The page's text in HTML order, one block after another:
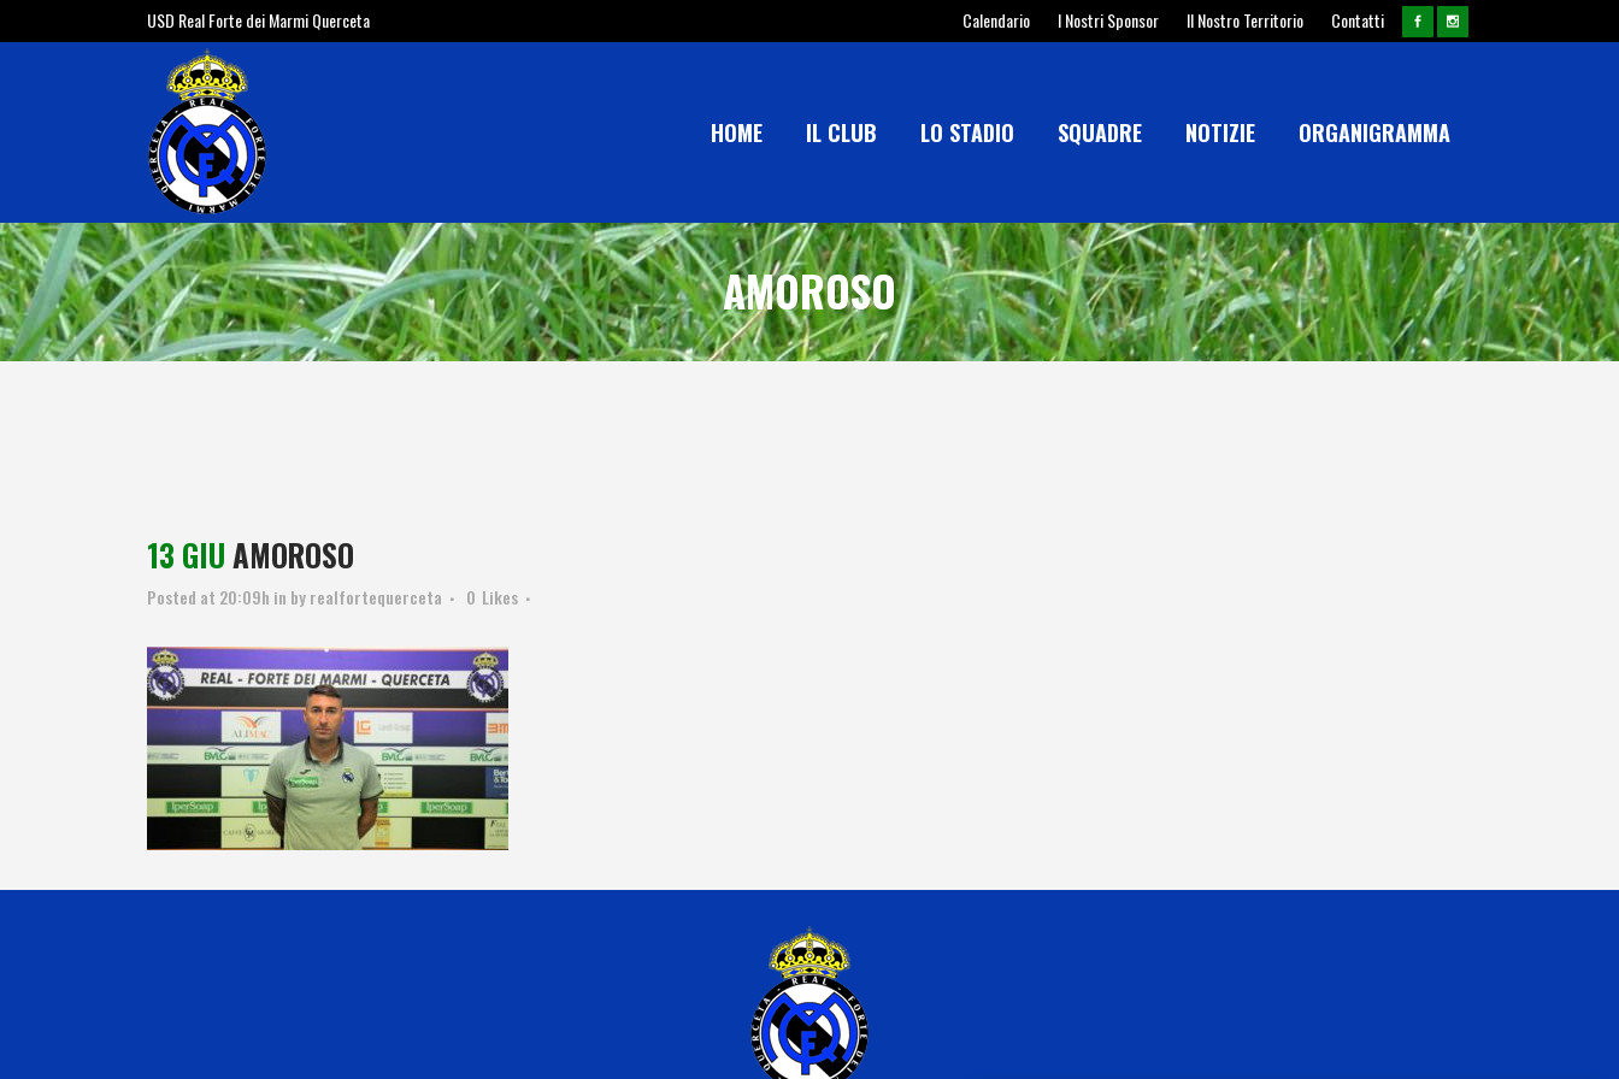
USD Real Forte dei Marmi Querceta Calendario I Nostri Sponsor Il Nostro Territorio Contatti
HOME IL CLUB LO STADIO SQUADRE NOTIZIE ORGANIGRAMMA
AMOROSO
13 GIUAMOROSO
Posted at 20:09h in byrealfortequerceta 0 Likes